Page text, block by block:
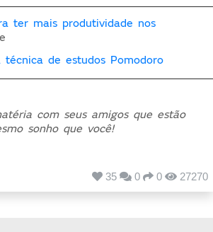
ter mais produtividade nos
técnica de estudos Pomodoro
com seus amigos que estão
sonho que você!
35 0 0 27270